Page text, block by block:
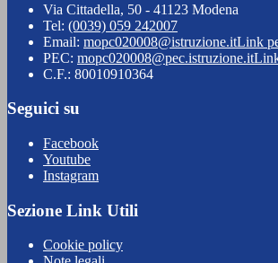
Via Cittadella, 50 - 41123 Modena
Tel: (0039) 059 242007
Email: mopc020008@istruzione.itLink
PEC: mopc020008@pec.istruzione.it
C.F.: 80010910364
Seguici su
Facebook
Youtube
Instagram
Sezione Link Utili
Cookie policy